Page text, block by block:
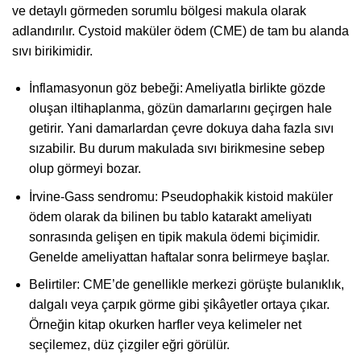
ve detaylı görmeden sorumlu bölgesi makula olarak
adlandırılır. Cystoid maküler ödem (CME) de tam bu alanda
sıvı birikimidir.
İnflamasyonun göz bebeği: Ameliyatla birlikte gözde
oluşan iltihaplanma, gözün damarlarını geçirgen hale
getirir. Yani damarlardan çevre dokuya daha fazla sıvı
sızabilir. Bu durum makulada sıvı birikmesine sebep
olup görmeyi bozar.
İrvine-Gass sendromu: Pseudophakik kistoid maküler
ödem olarak da bilinen bu tablo katarakt ameliyatı
sonrasında gelişen en tipik makula ödemi biçimidir.
Genelde ameliyattan haftalar sonra belirmeye başlar.
Belirtiler: CME’de genellikle merkezi görüşte bulanıklık,
dalgalı veya çarpık görme gibi şikâyetler ortaya çıkar.
Örneğin kitap okurken harfler veya kelimeler net
seçilemez, düz çizgiler eğri görülür.